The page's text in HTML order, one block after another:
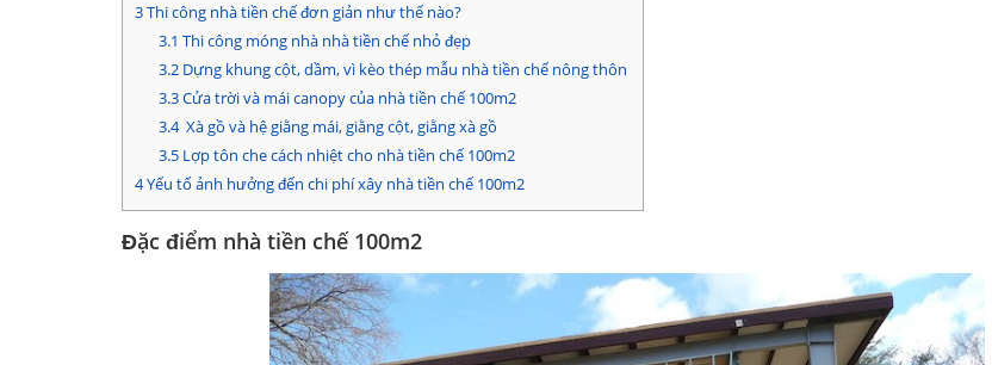
3Thi công nhà tiền chế đơn giản như thế nào?
3.1 Thi công móng nhà nhà tiền chế nhỏ đẹp
3.2Dựng khung cột, dầm, vì kèo thép mẫu nhà tiền chế nông thôn
3.3Cửa trời và mái canopy của nhà tiền chế 100m2
3.4Xà gồ và hệ giằng mái, giằng cột, giằng xà gồ
3.5Lợp tôn che cách nhiệt cho nhà tiền chế 100m2
4Yếu tố ảnh hưởng đến chi phí xây nhà tiền chế 100m2
Đặc điểm nhà tiền chế 100m2